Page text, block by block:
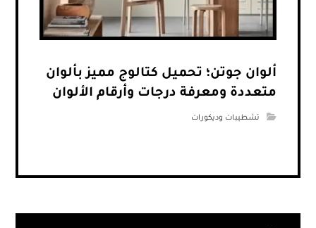
ألوان جوتن؛ تحميل كتالوج مميز بألوان
متعددة ومعرفة درجات وأرقام الألوان
تشطيبات وديكورات